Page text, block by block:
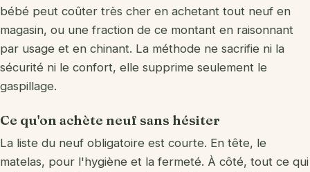
bébé peut coûter très cher en achetant tout neuf en
magasin, ou une fraction de ce montant en raisonnant
par usage et en chinant. La méthode ne sacrifie ni la
sécurité ni le confort, elle supprime seulement le
gaspillage.
Ce qu'on achète neuf sans hésiter
La liste du neuf obligatoire est courte. En tête, le
matelas, pour l'hygiène et la fermeté. À côté, tout ce qui